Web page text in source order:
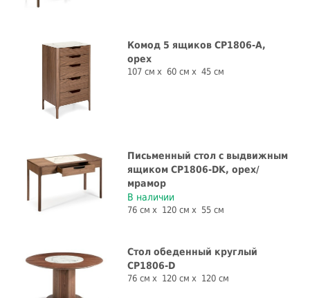
Комод 5 ящиков CP1806-A,
орех
107 см 60 см 45 см
Письменный стол с выдвижным
ящиком CP1806-DK, орех/
мрамор
В наличии
76 см 120 см 55 см
Стол обеденный круглый
CP1806-D
76 см 120 см 120 см